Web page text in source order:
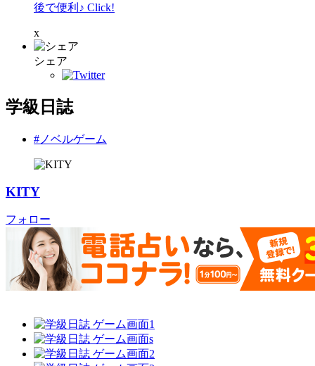
後で便利♪ Click!
x
シェア
学級日誌
#ノベルゲーム
KITY
フォロー